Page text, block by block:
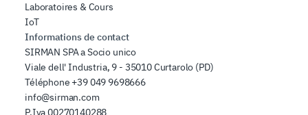
Laboratoires & Cours
IoT
Informations de contact
SIRMAN SPA a Socio unico
Viale dell' Industria, 9 - 35010 Curtarolo (PD)
Téléphone +39 049 9698666
info@sirman.com
P.Iva 00270140288